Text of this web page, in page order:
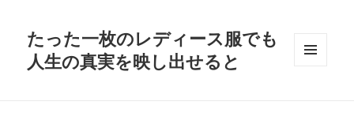
たった一枚のレディース服でも
人生の真実を映し出せると